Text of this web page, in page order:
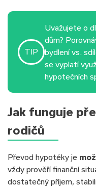
TIP
Uvažujete o
dům?
bydlení vs.
se vyplatí
hypotečních
Jak funguje
rodičů
Převod hypotéky je
vždy prověří finanční
dostatečný příjem,